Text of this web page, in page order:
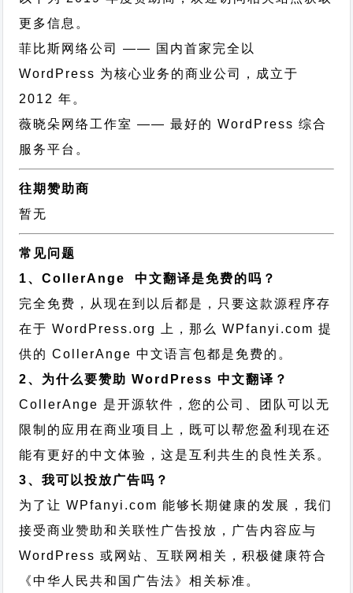
更多信息。
菲比斯网络公司
—— 国内首家完全以
WordPress 为核心业务的商业公司，成立于
2012 年。
薇晓朵网络工作室 —— 最好的 WordPress 综合
服务平台。
往期赞助商
暂无
常见问题
1、CollerAnge 中文翻译是免费的吗？
完全免费，从现在到以后都是，只要这款源程序存
在于 WordPress.org 上，那么 WPfanyi.com 提
供的 CollerAnge 中文语言包都是免费的。
2、为什么要赞助 WordPress 中文翻译？
CollerAnge 是开源软件，您的公司、团队可以无
限制的应用在商业项目上，既可以帮您盈利现在还
能有更好的中文体验，这是互利共生的良性关系。
3、我可以投放广告吗？
为了让 WPfanyi.com 能够长期健康的发展，我们
接受商业赞助和关联性广告投放，广告内容应与
WordPress 或网站、互联网相关，积极健康符合
《中华人民共和国广告法》相关标准。